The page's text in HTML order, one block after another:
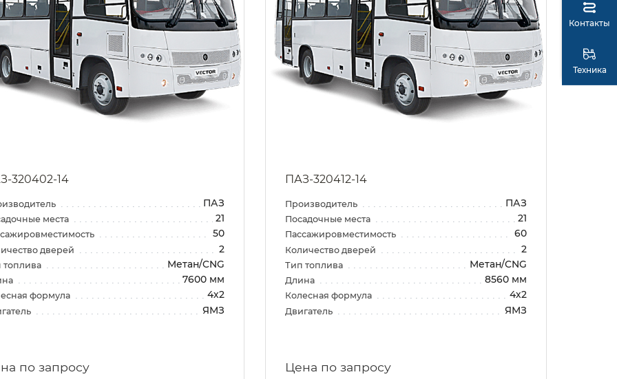
320402-14
ПАЗ
места 21
50
дверей 2
топлива Метан/CNG
7600 мм
формула 4х2
ЯМЗ
по запросу
ПАЗ-320412-14
Производитель ПАЗ
Посадочные места 21
Пассажировместимость 60
Количество дверей 2
Тип топлива Метан/CNG
Длина 8560 мм
Колесная формула 4х2
Двигатель ЯМЗ
Цена по запросу
Техника
Контакты